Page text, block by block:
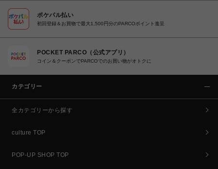
ポケパル払い
初回登録＆お買物で最大1,500円分のPARCOポイント進呈
POCKET PARCO（公式アプリ）
コイン＆クーポンでPARCOでのお買い物がオトクに
カテゴリー
全カテゴリーから探す
culture TOP
POP-UP SHOP TOP